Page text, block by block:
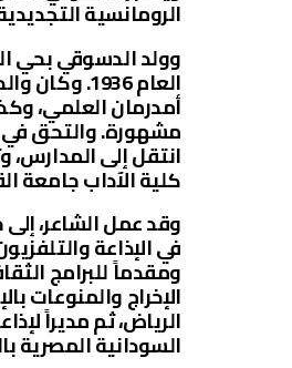
الرومانسية
وولد الدسوقي بحي
العام 1936.
أمدرمان العلمي،
مشهورة. والتحق في
انتقل إلى المدارس،
كلية الآداب جامعة
وقد عمل الشاعر،
في الإذاعة
ومقدماً للبرامج
الإخراج والمنوعات
الرياض، ثم مديراً
السودانية المصرية